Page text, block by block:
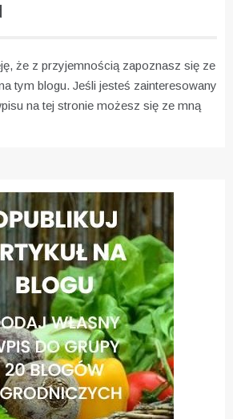
że z przyjemnością zapoznasz się ze
tym blogu. Jeśli jesteś zainteresowany
na tej stronie możesz się ze mną